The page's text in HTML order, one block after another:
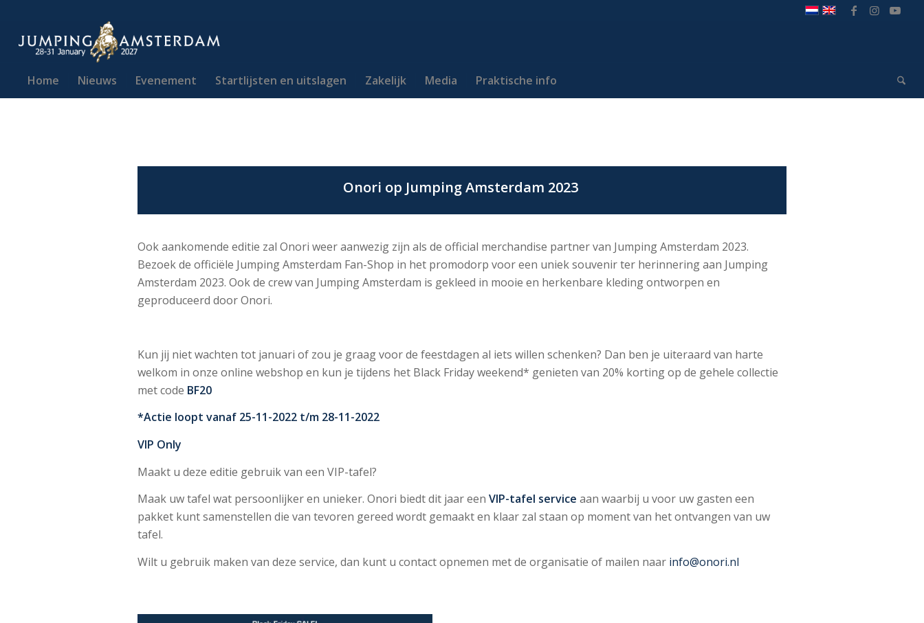
Home Nieuws Evenement Startlijsten en uitslagen Zakelijk Media Praktische info
Onori op Jumping Amsterdam 2023
Ook aankomende editie zal Onori weer aanwezig zijn als de official merchandise partner van Jumping Amsterdam 2023.
Bezoek de officiële Jumping Amsterdam Fan-Shop in het promodorp voor een uniek souvenir ter herinnering aan Jumping
Amsterdam 2023. Ook de crew van Jumping Amsterdam is gekleed in mooie en herkenbare kleding ontworpen en
geproduceerd door Onori.
Kun jij niet wachten tot januari of zou je graag voor de feestdagen al iets willen schenken? Dan ben je uiteraard van harte
welkom in onze online webshop en kun je tijdens het Black Friday weekend* genieten van 20% korting op de gehele collectie
met code BF20
*Actie loopt vanaf 25-11-2022 t/m 28-11-2022
VIP Only
Maakt u deze editie gebruik van een VIP-tafel?
Maak uw tafel wat persoonlijker en unieker. Onori biedt dit jaar een VIP-tafel service aan waarbij u voor uw gasten een
pakket kunt samenstellen die van tevoren gereed wordt gemaakt en klaar zal staan op moment van het ontvangen van uw
tafel.
Wilt u gebruik maken van deze service, dan kunt u contact opnemen met de organisatie of mailen naar info@onori.nl